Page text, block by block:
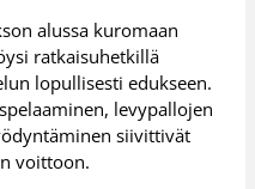
alussa kuromaan
ratkaisuhetkillä
lopullisesti edukseen.
levypallojen
siivittivät
voittoon.